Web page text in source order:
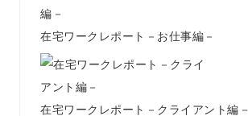
在宅ワークレポート－お仕事編－
在宅ワークレポート－クライアント編－